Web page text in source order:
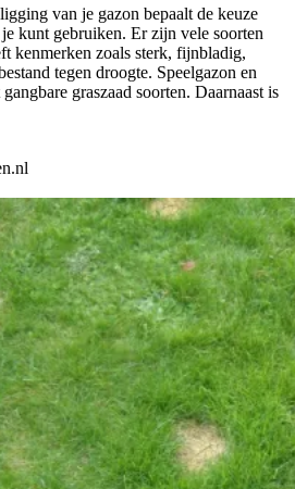
van je gazon bepaalt de keuze
kunt gebruiken. Er zijn vele soorten
kenmerken zoals sterk, fijnbladig,
tegen droogte. Speelgazon en
graszaad soorten. Daarnaast is